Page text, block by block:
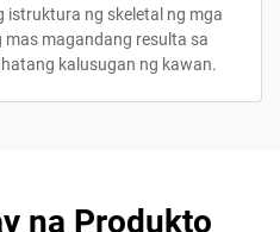
istruktura ng skeletal ng mga
mas magandang resulta sa
kalusugan ng kawan.
na Produkto